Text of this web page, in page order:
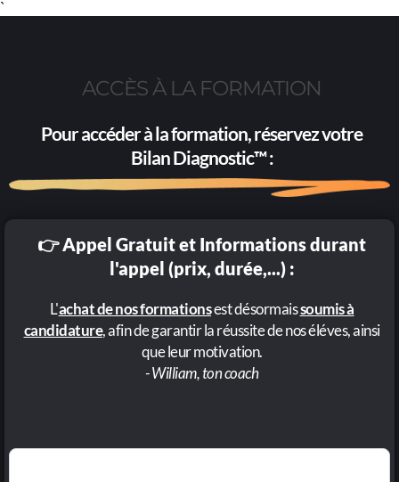
`
ACCÈS À LA FORMATION
Pour accéder à la formation, réservez votre
Bilan Diagnostic™:
👉 Appel Gratuit et Informations durant
l'appel (prix, durée,...) :
L'achat de nos formationsest désormaissoumis à
candidature, afin de garantir la réussite de nos éléves, ainsi
que leur motivation.
- William, ton coach